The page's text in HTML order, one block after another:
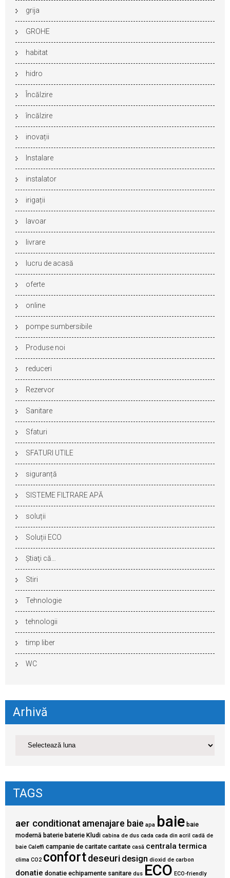
grija
GROHE
habitat
hidro
Încălzire
încălzire
inovații
Instalare
instalator
irigații
lavoar
livrare
lucru de acasă
oferte
online
pompe sumbersibile
Produse noi
reduceri
Rezervor
Sanitare
Sfaturi
SFATURI UTILE
siguranță
SISTEME FILTRARE APĂ
soluții
Soluții ECO
Ştiaţi că…
Stiri
Tehnologie
tehnologii
timp liber
WC
Arhivă
TAGS
aer conditionat amenajare baie apa baie baie
modernă baterie baterie Kludi cabina de dus cada cada din acril cadă de
baie Caleffi campanie de caritate caritate casă centrala termica
clima CO2 confortdeseuri design dioxid de carbon
donatie donatie echipamente sanitare dus ECO ECO-friendly